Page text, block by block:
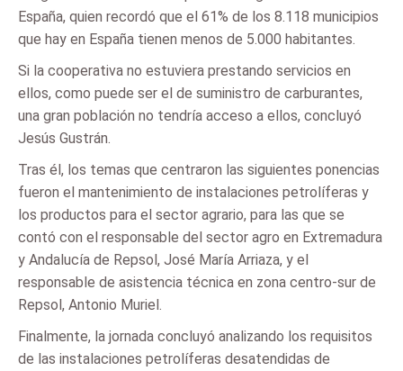
España, quien recordó que el 61% de los 8.118 municipios
que hay en España tienen menos de 5.000 habitantes.
Si la cooperativa no estuviera prestando servicios en
ellos, como puede ser el de suministro de carburantes,
una gran población no tendría acceso a ellos, concluyó
Jesús Gustrán.
Tras él, los temas que centraron las siguientes ponencias
fueron el mantenimiento de instalaciones petrolíferas y
los productos para el sector agrario, para las que se
contó con el responsable del sector agro en Extremadura
y Andalucía de Repsol, José María Arriaza, y el
responsable de asistencia técnica en zona centro-sur de
Repsol, Antonio Muriel.
Finalmente, la jornada concluyó analizando los requisitos
de las instalaciones petrolíferas desatendidas de